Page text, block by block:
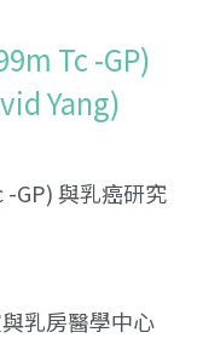
Tc -GP)
Yang)
GP) 與乳癌研究
乳房醫學中心